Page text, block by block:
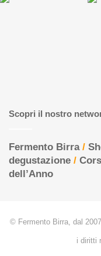
Scopri il nostro
Fermento Birra/
degustazione /
dell’Anno
© Fermento Birra, dal
i diritti